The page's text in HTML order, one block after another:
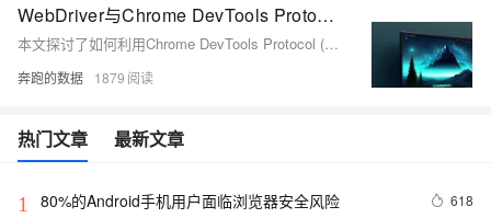
WebDriver与Chrome DevTools Protocol：如何在浏览器自动化中提升效率
本文探讨了如何利用Chrome DevTools Protocol (CDP) 与 Selenium WebDriver 提升浏览器自动化效率，结合代理IP技术高效采集微博数据。通过CDP，开发者可直接操作浏览器底层功能，如网络拦截、性能分析等，增强控制精度。示例代码展示了如何设置代理IP、cookie及user-agent来模拟真实用户行为，提高数据抓取成功率与稳定性。适用于需要频繁抓取互联网数据的应用场景。
奔跑的数据 1879
热门文章 最新文章
1 80%的Android手机用户面临浏览器安全风险 618